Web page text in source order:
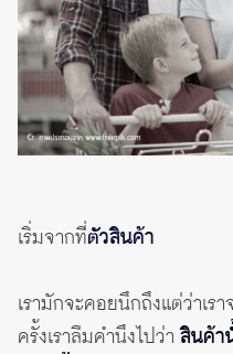
เริ่มจากที่ตัวสินค้า
เรามักจะคอยนึกถึงแต่ว่าเร
ครั้งเราลืมคำนึงไปว่าสินค้า